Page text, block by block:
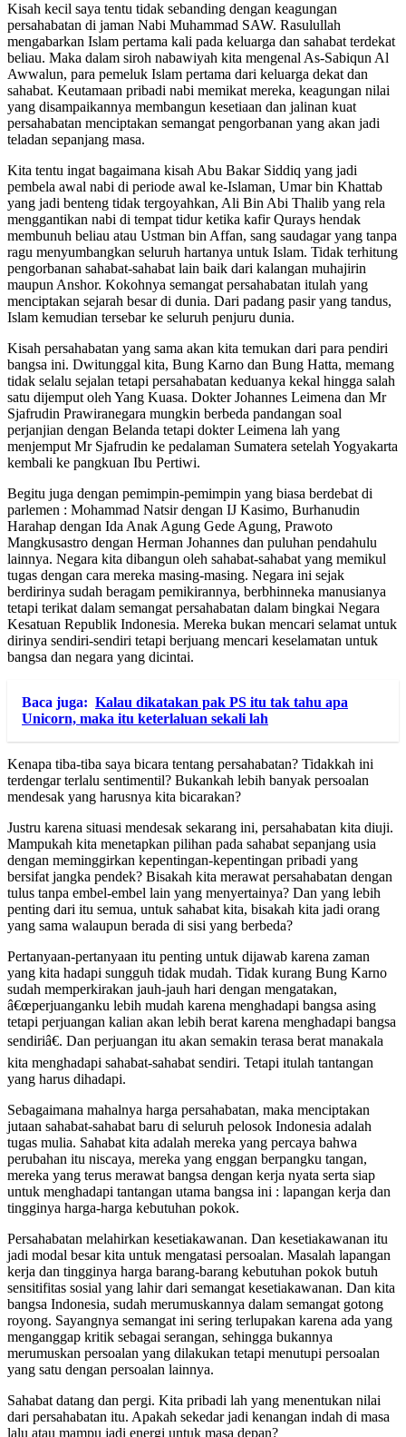
Kisah kecil saya tentu tidak sebanding dengan keagungan
persahabatan di jaman Nabi Muhammad SAW. Rasulullah
mengabarkan Islam pertama kali pada keluarga dan sahabat terdekat
beliau. Maka dalam siroh nabawiyah kita mengenal As-Sabiqun Al
Awwalun, para pemeluk Islam pertama dari keluarga dekat dan
sahabat. Keutamaan pribadi nabi memikat mereka, keagungan nilai
yang disampaikannya membangun kesetiaan dan jalinan kuat
persahabatan menciptakan semangat pengorbanan yang akan jadi
teladan sepanjang masa.
Kita tentu ingat bagaimana kisah Abu Bakar Siddiq yang jadi
pembela awal nabi di periode awal ke-Islaman, Umar bin Khattab
yang jadi benteng tidak tergoyahkan, Ali Bin Abi Thalib yang rela
menggantikan nabi di tempat tidur ketika kafir Qurays hendak
membunuh beliau atau Ustman bin Affan, sang saudagar yang tanpa
ragu menyumbangkan seluruh hartanya untuk Islam. Tidak terhitung
pengorbanan sahabat-sahabat lain baik dari kalangan muhajirin
maupun Anshor. Kokohnya semangat persahabatan itulah yang
menciptakan sejarah besar di dunia. Dari padang pasir yang tandus,
Islam kemudian tersebar ke seluruh penjuru dunia.
Kisah persahabatan yang sama akan kita temukan dari para pendiri
bangsa ini. Dwitunggal kita, Bung Karno dan Bung Hatta, memang
tidak selalu sejalan tetapi persahabatan keduanya kekal hingga salah
satu dijemput oleh Yang Kuasa. Dokter Johannes Leimena dan Mr
Sjafrudin Prawiranegara mungkin berbeda pandangan soal
perjanjian dengan Belanda tetapi dokter Leimena lah yang
menjemput Mr Sjafrudin ke pedalaman Sumatera setelah Yogyakarta
kembali ke pangkuan Ibu Pertiwi.
Begitu juga dengan pemimpin-pemimpin yang biasa berdebat di
parlemen : Mohammad Natsir dengan IJ Kasimo, Burhanudin
Harahap dengan Ida Anak Agung Gede Agung, Prawoto
Mangkusastro dengan Herman Johannes dan puluhan pendahulu
lainnya. Negara kita dibangun oleh sahabat-sahabat yang memikul
tugas dengan cara mereka masing-masing. Negara ini sejak
berdirinya sudah beragam pemikirannya, berbhinneka manusianya
tetapi terikat dalam semangat persahabatan dalam bingkai Negara
Kesatuan Republik Indonesia. Mereka bukan mencari selamat untuk
dirinya sendiri-sendiri tetapi berjuang mencari keselamatan untuk
bangsa dan negara yang dicintai.
Baca juga: Kalau dikatakan pak PS itu tak tahu apa
Unicorn, maka itu keterlaluan sekali lah
Kenapa tiba-tiba saya bicara tentang persahabatan? Tidakkah ini
terdengar terlalu sentimentil? Bukankah lebih banyak persoalan
mendesak yang harusnya kita bicarakan?
Justru karena situasi mendesak sekarang ini, persahabatan kita diuji.
Mampukah kita menetapkan pilihan pada sahabat sepanjang usia
dengan meminggirkan kepentingan-kepentingan pribadi yang
bersifat jangka pendek? Bisakah kita merawat persahabatan dengan
tulus tanpa embel-embel lain yang menyertainya? Dan yang lebih
penting dari itu semua, untuk sahabat kita, bisakah kita jadi orang
yang sama walaupun berada di sisi yang berbeda?
Pertanyaan-pertanyaan itu penting untuk dijawab karena zaman
yang kita hadapi sungguh tidak mudah. Tidak kurang Bung Karno
sudah memperkirakan jauh-jauh hari dengan mengatakan,
â€œperjuanganku lebih mudah karena menghadapi bangsa asing
tetapi perjuangan kalian akan lebih berat karena menghadapi bangsa
sendiriâ€. Dan perjuangan itu akan semakin terasa berat manakala
kita menghadapi sahabat-sahabat sendiri. Tetapi itulah tantangan
yang harus dihadapi.
Sebagaimana mahalnya harga persahabatan, maka menciptakan
jutaan sahabat-sahabat baru di seluruh pelosok Indonesia adalah
tugas mulia. Sahabat kita adalah mereka yang percaya bahwa
perubahan itu niscaya, mereka yang enggan berpangku tangan,
mereka yang terus merawat bangsa dengan kerja nyata serta siap
untuk menghadapi tantangan utama bangsa ini : lapangan kerja dan
tingginya harga-harga kebutuhan pokok.
Persahabatan melahirkan kesetiakawanan. Dan kesetiakawanan itu
jadi modal besar kita untuk mengatasi persoalan. Masalah lapangan
kerja dan tingginya harga barang-barang kebutuhan pokok butuh
sensitifitas sosial yang lahir dari semangat kesetiakawanan. Dan kita
bangsa Indonesia, sudah merumuskannya dalam semangat gotong
royong. Sayangnya semangat ini sering terlupakan karena ada yang
menganggap kritik sebagai serangan, sehingga bukannya
merumuskan persoalan yang dilakukan tetapi menutupi persoalan
yang satu dengan persoalan lainnya.
Sahabat datang dan pergi. Kita pribadi lah yang menentukan nilai
dari persahabatan itu. Apakah sekedar jadi kenangan indah di masa
lalu atau mampu jadi energi untuk masa depan?